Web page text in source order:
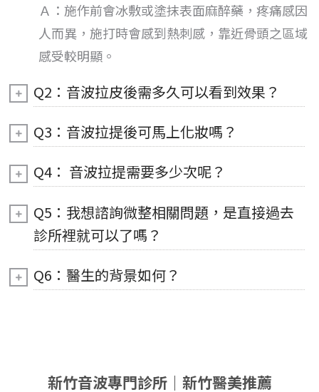
Ａ：施作前會冰敷或塗抹表面麻醉藥，疼痛感因
人而異，施打時會感到熱刺感，靠近骨頭之區域
感受較明顯。
Q2：音波拉皮後需多久可以看到效果？
Q3：音波拉提後可馬上化妝嗎？
Q4： 音波拉提需要多少次呢？
Q5：我想諮詢微整相關問題，是直接過去
診所裡就可以了嗎？
Q6：醫生的背景如何？
新竹音波專門診所｜新竹醫美推薦